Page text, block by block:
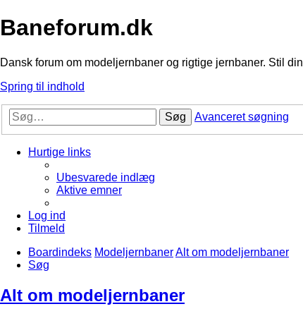
Baneforum.dk
Dansk forum om modeljernbaner og rigtige jernbaner. Stil
Spring til indhold
Søg Avanceret søgning
Hurtige links
Ubesvarede indlæg
Aktive emner
Log ind
Tilmeld
Boardindeks ModeljernbanerAlt om modeljernbaner
Søg
Alt om modeljernbaner